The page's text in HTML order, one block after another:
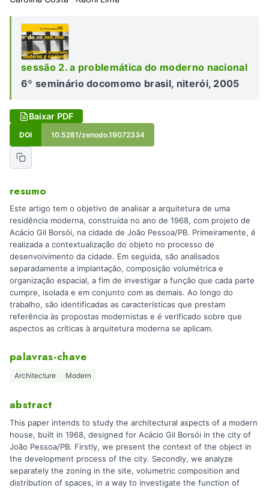
sessão 2. a problemática do moderno nacional
6º seminário docomomo brasil, niterói, 2005
Baixar PDF
DOI 10.5281/zenodo.19072334
resumo
Este artigo tem o objetivo de analisar a arquitetura de uma
residência moderna, construída no ano de 1968, com projeto de
Acácio Gil Borsói, na cidade de João Pessoa/PB. Primeiramente, é
realizada a contextualização do objeto no processo de
desenvolvimento da cidade. Em seguida, são analisados
separadamente a implantação, composição volumétrica e
organização espacial, a fim de investigar a função que cada parte
cumpre, isolada e em conjunto com as demais. Ao longo do
trabalho, são identificadas as características que prestam
referência às propostas modernistas e é verificado sobre que
aspectos as críticas à arquitetura moderna se aplicam.
palavras-chave
Architecture Modern
abstract
This paper intends to study the architectural aspects of a modern
house, built in 1968, designed for Acácio Gil Borsói in the city of
João Pessoa/PB. Firstly, we present the context of the object in
the development process of the city. Secondly, we analyze
separately the zoning in the site, volumetric composition and
distribution of spaces, in a way to investigate the function of